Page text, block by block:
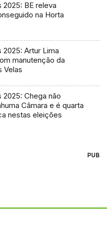
2025: BE releva
na Horta
2025: Artur Lima
manutenção da
Velas
2025: Chega não
Câmara e é quarta
nestas eleições
PUB